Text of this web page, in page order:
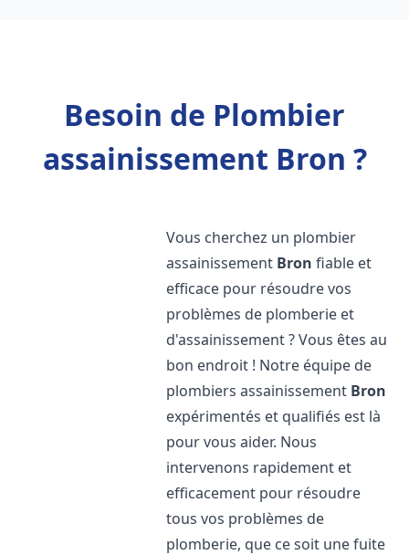
Besoin de Plombier
assainissement Bron ?
Vous cherchez un plombier
assainissement Bron fiable et
efficace pour résoudre vos
problèmes de plomberie et
d'assainissement ? Vous êtes au
bon endroit ! Notre équipe de
plombiers assainissement Bron
expérimentés et qualifiés est là
pour vous aider. Nous
intervenons rapidement et
efficacement pour résoudre
tous vos problèmes de
plomberie, que ce soit une fuite